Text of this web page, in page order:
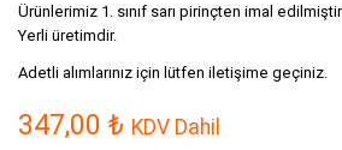
Ürünlerimiz 1. sınıf sarı pirinçten imal edilmiştir.
Yerli üretimdir.
Adetli alımlarınız için lütfen iletişime geçiniz.
347,00 ₺ KDV Dahil